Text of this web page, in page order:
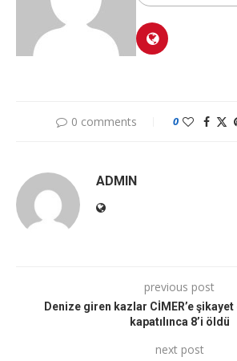
0 comments 0
ADMIN
previous post
Denize giren kazlar CİMER’e
kapatılınca 8’i öldü
next post